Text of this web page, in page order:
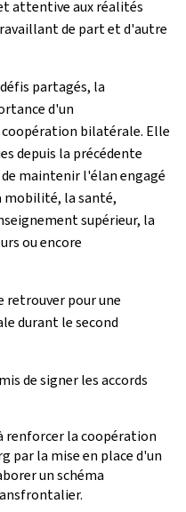
attentive aux réalités
de part et d'autre
partagés, la
d'un
bilatérale. Elle
depuis la précédente
maintenir l'élan engagé
mobilité, la santé,
supérieur, la
ou encore
retrouver pour une
durant le second
de signer les accords
la coopération
par la mise en place d'un
un schéma